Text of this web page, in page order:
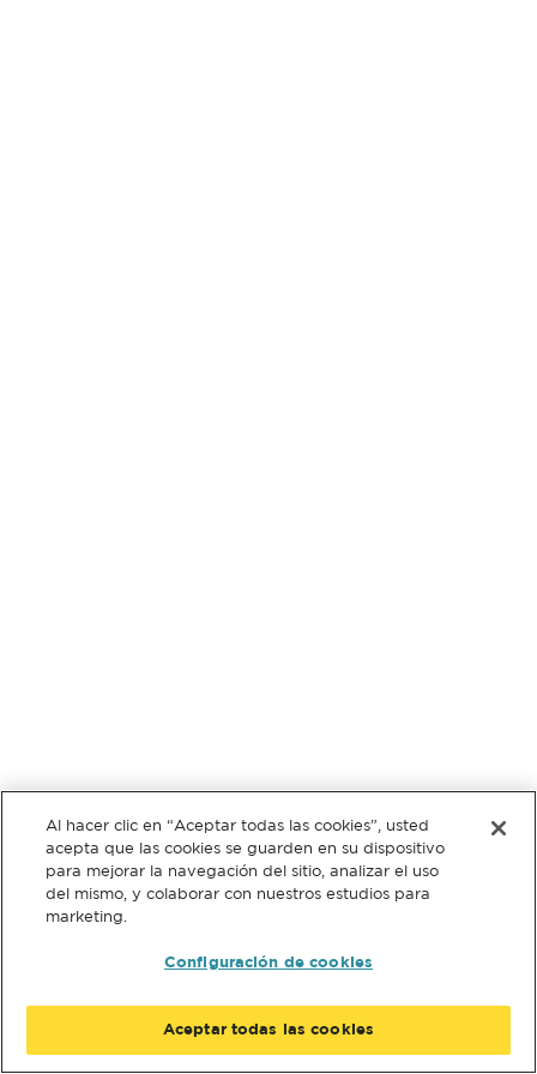
Al hacer clic en “Aceptar todas las cookies”, usted
acepta que las cookies se guarden en su dispositivo
para mejorar la navegación del sitio, analizar el uso
del mismo, y colaborar con nuestros estudios para
marketing.
Configuración de cookies
Aceptar todas las cookies